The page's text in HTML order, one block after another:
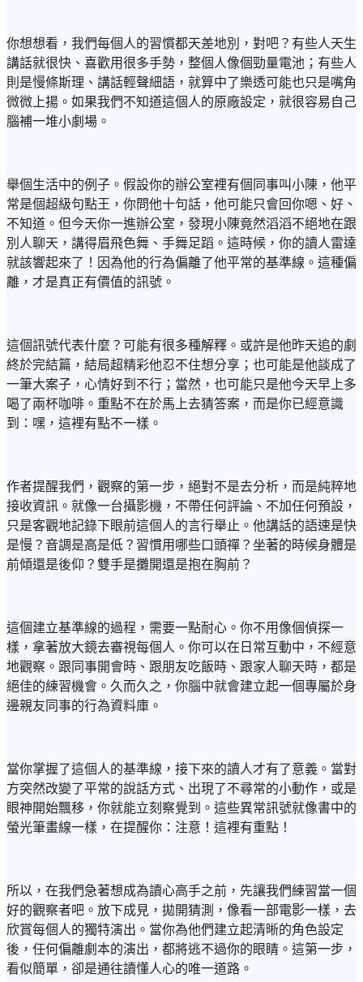
你想想看，我們每個人的習慣都天差地別，對吧？有些人天生
講話就很快、喜歡用很多手勢，整個人像個勁量電池；有些人
則是慢條斯理、講話輕聲細語，就算中了樂透可能也只是嘴角
微微上揚。如果我們不知道這個人的原廠設定，就很容易自己
腦補一堆小劇場。
舉個生活中的例子。假設你的辦公室裡有個同事叫小陳，他平
常是個超級句點王，你問他十句話，他可能只會回你嗯、好、
不知道。但今天你一進辦公室，發現小陳竟然滔滔不絕地在跟
別人聊天，講得眉飛色舞、手舞足蹈。這時候，你的讀人雷達
就該響起來了！因為他的行為偏離了他平常的基準線。這種偏
離，才是真正有價值的訊號。
這個訊號代表什麼？可能有很多種解釋。或許是他昨天追的劇
終於完結篇，結局超精彩他忍不住想分享；也可能是他談成了
一筆大案子，心情好到不行；當然，也可能只是他今天早上多
喝了兩杯咖啡。重點不在於馬上去猜答案，而是你已經意識
到：嘿，這裡有點不一樣。
作者提醒我們，觀察的第一步，絕對不是去分析，而是純粹地
接收資訊。就像一台攝影機，不帶任何評論、不加任何預設，
只是客觀地記錄下眼前這個人的言行舉止。他講話的語速是快
是慢？音調是高是低？習慣用哪些口頭禪？坐著的時候身體是
前傾還是後仰？雙手是攤開還是抱在胸前？
這個建立基準線的過程，需要一點耐心。你不用像個偵探一
樣，拿著放大鏡去審視每個人。你可以在日常互動中，不經意
地觀察。跟同事開會時、跟朋友吃飯時、跟家人聊天時，都是
絕佳的練習機會。久而久之，你腦中就會建立起一個專屬於身
邊親友同事的行為資料庫。
當你掌握了這個人的基準線，接下來的讀人才有了意義。當對
方突然改變了平常的說話方式、出現了不尋常的小動作，或是
眼神開始飄移，你就能立刻察覺到。這些異常訊號就像書中的
螢光筆畫線一樣，在提醒你：注意！這裡有重點！
所以，在我們急著想成為讀心高手之前，先讓我們練習當一個
好的觀察者吧。放下成見，拋開猜測，像看一部電影一樣，去
欣賞每個人的獨特演出。當你為他們建立起清晰的角色設定
後，任何偏離劇本的演出，都將逃不過你的眼睛。這第一步，
看似簡單，卻是通往讀懂人心的唯一道路。